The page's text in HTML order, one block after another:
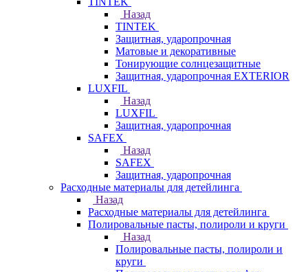
Назад
TINTEK
Защитная, ударопрочная
Матовые и декоративные
Тонирующие солнцезащитные
Защитная, ударопрочная EXTERIOR
LUXFIL
Назад
LUXFIL
Защитная, ударопрочная
SAFEX
Назад
SAFEX
Защитная, ударопрочная
Расходные материалы для детейлинга
Назад
Расходные материалы для детейлинга
Полировальные пасты, полироли и круги
Назад
Полировальные пасты, полироли и
круги